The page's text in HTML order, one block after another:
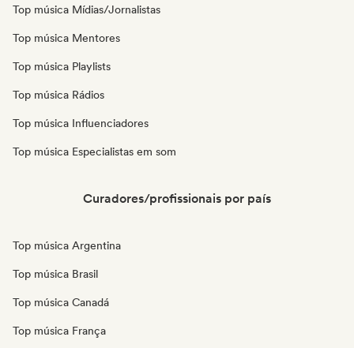
Top música Mídias/Jornalistas
Top música Mentores
Top música Playlists
Top música Rádios
Top música Influenciadores
Top música Especialistas em som
Curadores/profissionais por país
Top música Argentina
Top música Brasil
Top música Canadá
Top música França